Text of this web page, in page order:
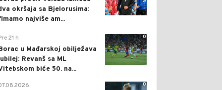
okršaja sa Bjelorusima:
najviše am...
0
21 h
u Mađarskoj obilježava
Revanš sa ML
biće 50. na...
0